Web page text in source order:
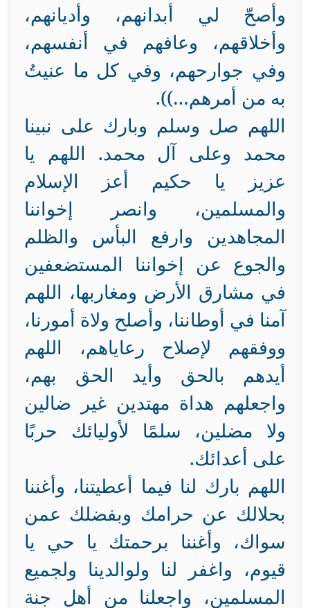
وأصحّ لي أبدانهم، وأديانهم،
وأخلاقهم، وعافهم في أنفسهم،
وفي جوارحهم، وفي كل ما عنيتُ
به من أمرهم…)).
اللهم صل وسلم وبارك على نبينا
محمد وعلى آل محمد. اللهم يا
عزيز يا حكيم أعز الإسلام
والمسلمين، وانصر إخواننا
المجاهدين وارفع البأس والظلم
والجوع عن إخواننا المستضعفين
في مشارق الأرض ومغاربها، اللهم
آمنا في أوطاننا، وأصلح ولاة أمورنا،
ووفقهم لإصلاح رعاياهم، اللهم
أيدهم بالحق وأيد الحق بهم،
واجعلهم هداة مهتدين غير ضالين
ولا مضلين، سلمًا لأوليائك حربًا
على أعدائك.
اللهم بارك لنا فيما أعطيتنا، وأغننا
بحلالك عن حرامك وبفضلك عمن
سواك، وأغننا برحمتك يا حي يا
قيوم، واغفر لنا ولوالدينا ولجميع
المسلمين، واجعلنا من أهل جنة